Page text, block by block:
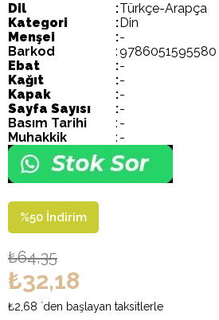
Dil :Türkçe-Arapça
Kategori
:Din
Menşei
:-
Barkod
:9786051595580
Ebat
:-
Kağıt
:-
Kapak
:-
Sayfa Sayısı
:-
Basım Tarihi
: -
Muhakkik
: -
%50 İndirim
₺64,35
₺32,18
₺2,68 `den başlayan taksitlerle